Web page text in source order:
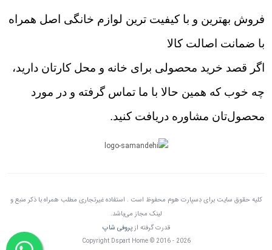
فروش بهترین و با کیفیت ترین لوازم خانگی اصل همراه
با ضمانت اصالت کالا
اگر قصد خرید محصولی برای خانه و محل کارتان دارید،
چه خوب که همین حالا با ما تماس گرفته و در مورد
محصول‌تان مشاوره دریافت کنید.
کلیه حقوق سایت برای دِسپارت هوم محفوظ است . استفاده غیرتجاری مطلب همراه با ذکر منبع و
لینک مجاز می‌باشد.
قدرت گرفته ازپروفی شاپ
Copyright Dspart Home © 2016 - 2026